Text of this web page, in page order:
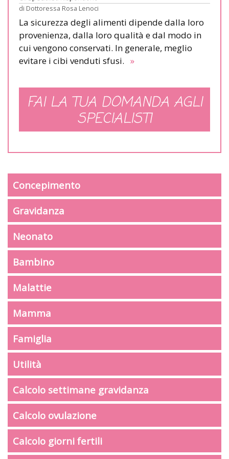
di Dottoressa Rosa Lenoci
La sicurezza degli alimenti dipende dalla loro
provenienza, dalla loro qualità e dal modo in
cui vengono conservati. In generale, meglio
evitare i cibi venduti sfusi. »
FAI LA TUA DOMANDA AGLI
SPECIALISTI
Concepimento
Gravidanza
Neonato
Bambino
Malattie
Mamma
Famiglia
Utilità
Calcolo settimane gravidanza
Calcolo ovulazione
Calcolo giorni fertili